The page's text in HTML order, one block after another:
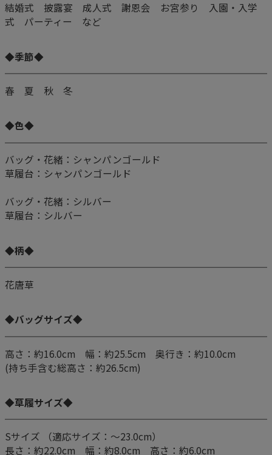
結婚式 披露宴 成人式 謝恩会 お宮参り 入園・入学
式 パーティー など
◆季節◆
春 夏 秋 冬
◆色◆
バッグ・花緒：シャンパンゴールド
草履台：シャンパンゴールド
バッグ・花緒：シルバー
草履台：シルバー
◆柄◆
花唐草
◆バッグサイズ◆
高さ：約16.0cm 幅：約25.5cm 奥行き：約10.0cm
(持ち手含む総高さ：約26.5cm)
◆草履サイズ◆
Sサイズ （適応サイズ：～23.0cm）
長さ：約22.0cm 幅：約8.0cm 高さ：約6.0cm